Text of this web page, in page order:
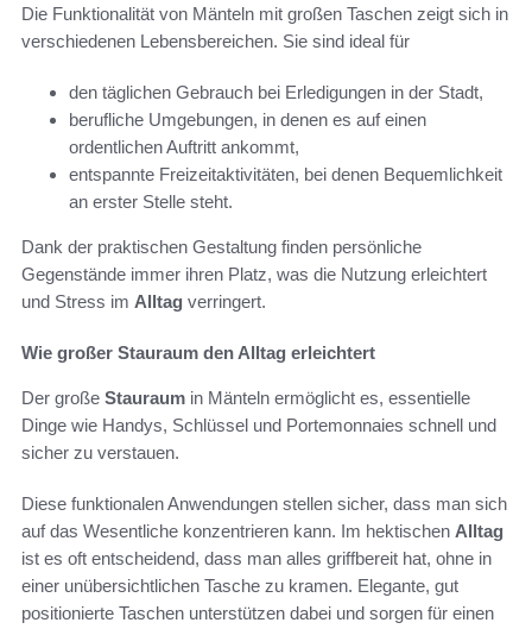
Die Funktionalität von Mänteln mit großen Taschen zeigt sich in
verschiedenen Lebensbereichen. Sie sind ideal für
den täglichen Gebrauch bei Erledigungen in der Stadt,
berufliche Umgebungen, in denen es auf einen
ordentlichen Auftritt ankommt,
entspannte Freizeitaktivitäten, bei denen Bequemlichkeit
an erster Stelle steht.
Dank der praktischen Gestaltung finden persönliche
Gegenstände immer ihren Platz, was die Nutzung erleichtert
und Stress im Alltag verringert.
Wie großer Stauraum den Alltag erleichtert
Der große Stauraum in Mänteln ermöglicht es, essentielle
Dinge wie Handys, Schlüssel und Portemonnaies schnell und
sicher zu verstauen.
Diese funktionalen Anwendungen stellen sicher, dass man sich
auf das Wesentliche konzentrieren kann. Im hektischen Alltag
ist es oft entscheidend, dass man alles griffbereit hat, ohne in
einer unübersichtlichen Tasche zu kramen. Elegante, gut
positionierte Taschen unterstützen dabei und sorgen für einen